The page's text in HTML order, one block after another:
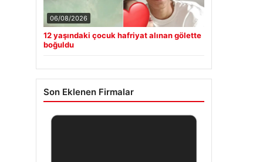
06/08/2026
12 yaşındaki çocuk hafriyat alınan gölette
boğuldu
Son Eklenen Firmalar